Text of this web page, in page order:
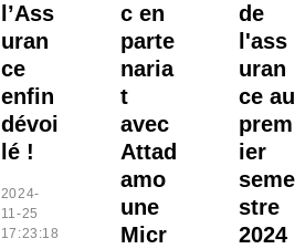
l’Ass
uran
ce
enfin
dévoi
lé !
2024-
11-25
17:23:18
c en
parte
naria
t
avec
Attad
amo
une
Micr
de
l'ass
uran
ce au
prem
ier
seme
stre
2024